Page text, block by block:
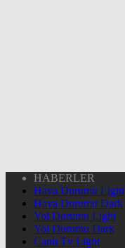
HABERLER
Hava Durumu Light
Hava Durumu Dark
Yol Durumu Light
Yol Durumu Dark
Canlı Tv Light